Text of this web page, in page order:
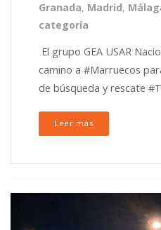
Granada, Madrid,
categoría
El grupo GEA USAR
camino a #Marruecos
de búsqueda y rescate
Leer más